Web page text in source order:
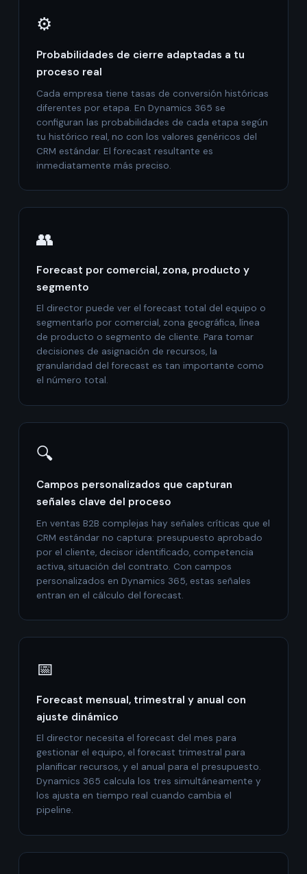
⚙️
Probabilidades de cierre adaptadas a tu
proceso real
Cada empresa tiene tasas de conversión históricas
diferentes por etapa. En Dynamics 365 se
configuran las probabilidades de cada etapa según
tu histórico real, no con los valores genéricos del
CRM estándar. El forecast resultante es
inmediatamente más preciso.
👥
Forecast por comercial, zona, producto y
segmento
El director puede ver el forecast total del equipo o
segmentarlo por comercial, zona geográfica, línea
de producto o segmento de cliente. Para tomar
decisiones de asignación de recursos, la
granularidad del forecast es tan importante como
el número total.
🔍
Campos personalizados que capturan
señales clave del proceso
En ventas B2B complejas hay señales críticas que el
CRM estándar no captura: presupuesto aprobado
por el cliente, decisor identificado, competencia
activa, situación del contrato. Con campos
personalizados en Dynamics 365, estas señales
entran en el cálculo del forecast.
📅
Forecast mensual, trimestral y anual con
ajuste dinámico
El director necesita el forecast del mes para
gestionar el equipo, el forecast trimestral para
planificar recursos, y el anual para el presupuesto.
Dynamics 365 calcula los tres simultáneamente y
los ajusta en tiempo real cuando cambia el
pipeline.